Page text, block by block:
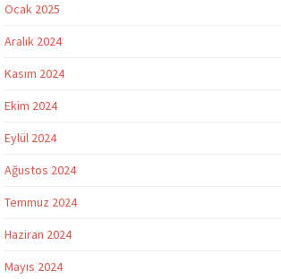
Ocak 2025
Aralık 2024
Kasım 2024
Ekim 2024
Eylül 2024
Ağustos 2024
Temmuz 2024
Haziran 2024
Mayıs 2024